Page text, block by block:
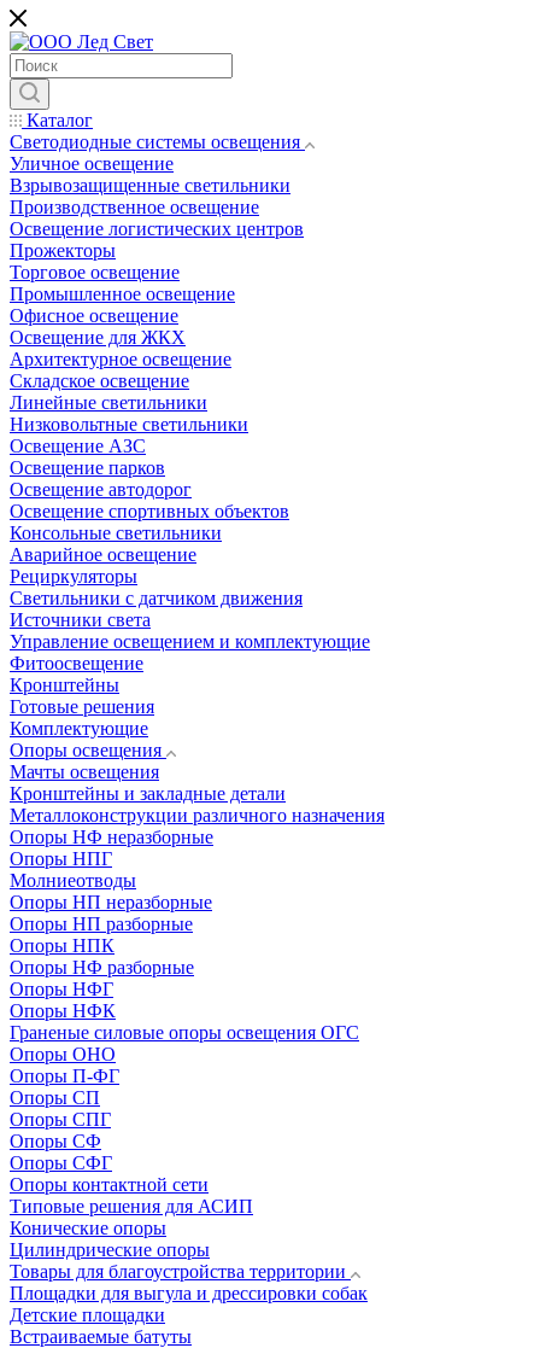
Каталог
Светодиодные системы освещения
Уличное освещение
Взрывозащищенные светильники
Производственное освещение
Освещение логистических центров
Прожекторы
Торговое освещение
Промышленное освещение
Офисное освещение
Освещение для ЖКХ
Архитектурное освещение
Складское освещение
Линейные светильники
Низковольтные светильники
Освещение АЗС
Освещение парков
Освещение автодорог
Освещение спортивных объектов
Консольные светильники
Аварийное освещение
Рециркуляторы
Светильники с датчиком движения
Источники света
Управление освещением и комплектующие
Фитоосвещение
Кронштейны
Готовые решения
Комплектующие
Опоры освещения
Мачты освещения
Кронштейны и закладные детали
Металлоконструкции различного назначения
Опоры НФ неразборные
Опоры НПГ
Молниеотводы
Опоры НП неразборные
Опоры НП разборные
Опоры НПК
Опоры НФ разборные
Опоры НФГ
Опоры НФК
Граненые силовые опоры освещения ОГС
Опоры ОНО
Опоры П-ФГ
Опоры СП
Опоры СПГ
Опоры СФ
Опоры СФГ
Опоры контактной сети
Типовые решения для АСИП
Конические опоры
Цилиндрические опоры
Товары для благоустройства территории
Площадки для выгула и дрессировки собак
Детские площадки
Встраиваемые батуты